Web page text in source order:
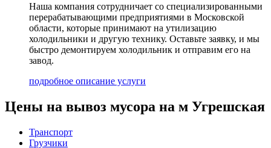
Наша компания сотрудничает со специализированными
перерабатывающими предприятиями в Московской
области, которые принимают на утилизацию
холодильники и другую технику. Оставьте заявку, и мы
быстро демонтируем холодильник и отправим его на
завод.
подробное описание услуги
Цены на вывоз мусора на м Угрешская
Транспорт
Грузчики